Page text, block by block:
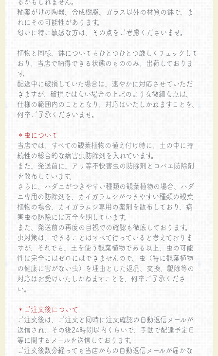
釉薬がけの陶器、合成樹脂、ガラス以外の材質の鉢で、ま
れにその可能性があります。
匂いに特に敏感な方は、その点をご考慮くださいませ。
植物と同様、鉢についてもひとつひとつ厳しくチェックして
おり、当店で納得できる状態のもののみ、出荷しておりま
す。
配送中に破損していた場合は、速やかに対応させていただ
きますが、破損ではない場合の上記のような微細な点は、
仕様の範囲内のこととなり、対応はいたしかねますことを、
何卒ご了承くださいませ。
＊虫について
当店では、すべての観葉植物の植え付け時に、土の中に持
続性の総合的な病害虫防除剤を入れています。
また、発送前に、アリ等不快害虫の防除剤とコバエ防除剤
を散布しています。
さらに、ハダニがつきやすい種類の観葉植物の場合、ハダ
ニ専用の防除剤を、カイガラムシがつきやすい種類の観葉
植物の場合、カイガラムシ専用の薬剤を散布しており、病
害虫の防除には万全を期しています。
また、発送前の再度の目視での確認も徹底しております。
虫対策は、できることはすべて行っていると考えておりま
すが、それでも、土を使う観葉植物である以上、虫の可能
性は完全にはゼロにはできませんので、虫（特に観葉植物
の健康に害がない虫）を理由とした返品、交換、駆除等の
対応はお受けいたしかねますことを、何卒ご了承くださ
い。
＊ご注文後について
ご注文後は、ご注文と同時に注文確認の自動返信メールが
送信され、その後24時間以内くらいで、手動で配達予定日
等に関するメールを送信しております。
ご注文後数分経っても当店からの自動返信メールが届かな